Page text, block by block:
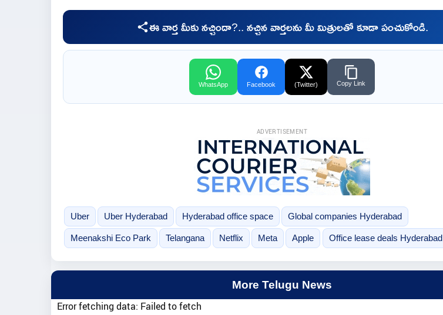
ఈ వార్త మీకు నచ్చిందా?.. నచ్చిన వార్తలను మీ మిత్రులతో కూడా పంచుకోండి.
WhatsApp Facebook (Twitter) Copy Link
ADVERTISEMENT
Uber Uber Hyderabad Hyderabad office space Global companies Hyderabad
Meenakshi Eco Park Telangana Netflix Meta Apple Office lease deals Hyderabad
More Telugu News
Error fetching data: Failed to fetch